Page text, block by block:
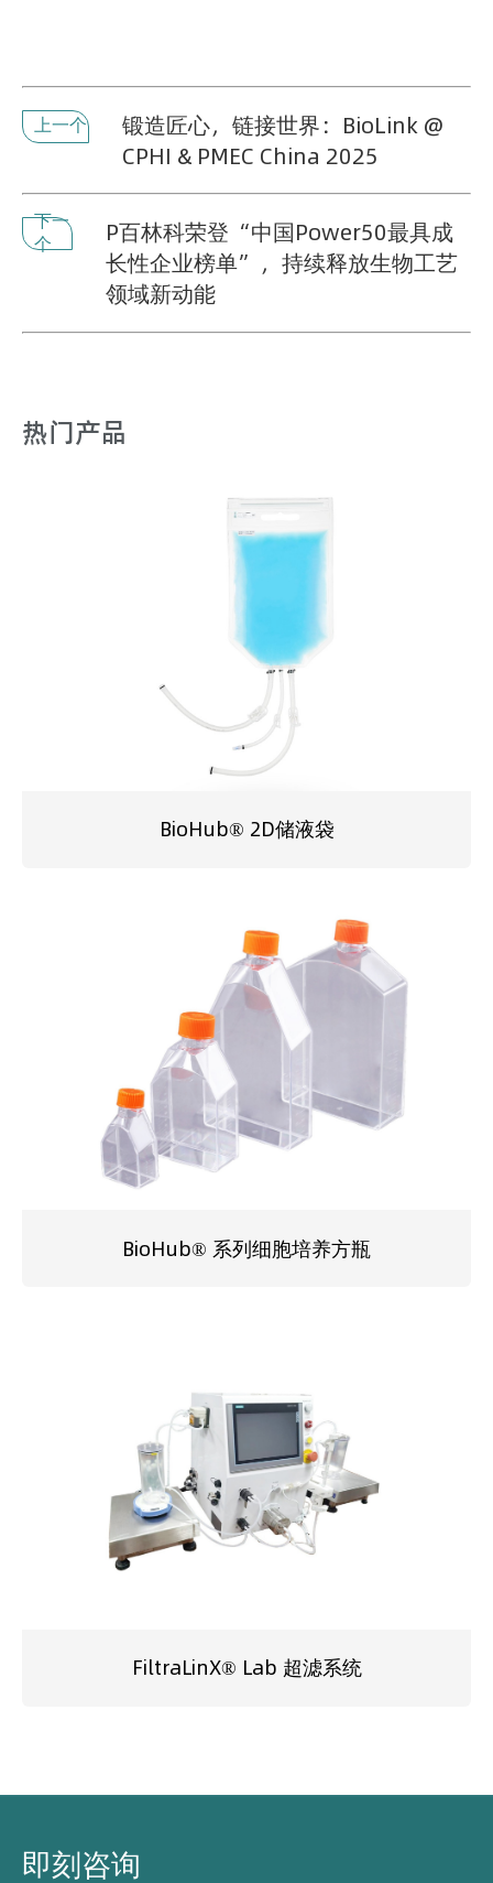
上一个
锻造匠心，链接世界：BioLink @
CPHI & PMEC China 2025
下一
个
P百林科荣登“中国Power50最具成
长性企业榜单”，持续释放生物工艺
领域新动能
热门产品
BioHub® 2D储液袋
BioHub® 系列细胞培养方瓶
FiltraLinX® Lab 超滤系统
即刻咨询